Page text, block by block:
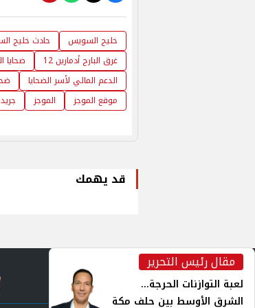
خليج السويس حادث خليج
غرق البارج أدمارين 12
ضحايا
الدعم المالي لأسر الضحايا
موقع الموجز
الموجز
قد يهمك
مقال رئيس التحرير
لعبة التوازنات الحرجة...
الشرق الأوسط بين حلف مكة